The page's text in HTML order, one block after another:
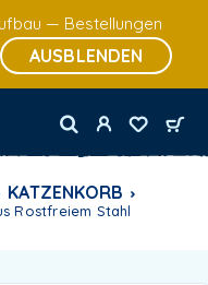
— Bestellungen
AUSBLENDEN
KATZENKORB
Rostfreiem Stahl